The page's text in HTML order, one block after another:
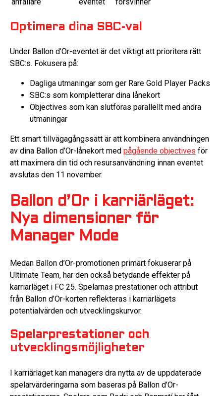
Optimera dina SBC-val
Under Ballon d’Or-eventet är det viktigt att prioritera rätt
SBC:s. Fokusera på:
Dagliga utmaningar som ger Rare Gold Player Packs
SBC:s som kompletterar dina lånekort
Objectives som kan slutföras parallellt med andra
utmaningar
Ett smart tillvägagångssätt är att kombinera användningen
av dina Ballon d’Or-lånekort med pågående objectives för
att maximera din tid och resursanvändning innan eventet
avslutas den 11 november.
Ballon d’Or i karriärläget:
Nya dimensioner för
Manager Mode
Medan Ballon d’Or-promotionen primärt fokuserar på
Ultimate Team, har den också betydande effekter på
karriärläget i FC 25. Spelarnas prestationer och attribut
från Ballon d’Or-korten reflekteras i karriärlägets
potentialvärden och utvecklingskurvor.
Spelarprestationer och
utvecklingsmöjligheter
I karriärläget kan managers dra nytta av de uppdaterade
spelarvärderingarna som baseras på Ballon d’Or-